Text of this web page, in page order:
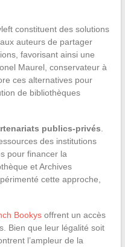
constituent des solutions
auteurs de partager
favorisant ainsi une
Maurel, conservateur à
ces alternatives pour
de bibliothèques
publics-privés
des institutions
pour financer la
et Archives
cette approche,
Bookysoffrent un accès
Bien que leur légalité soit
l’ampleur de la